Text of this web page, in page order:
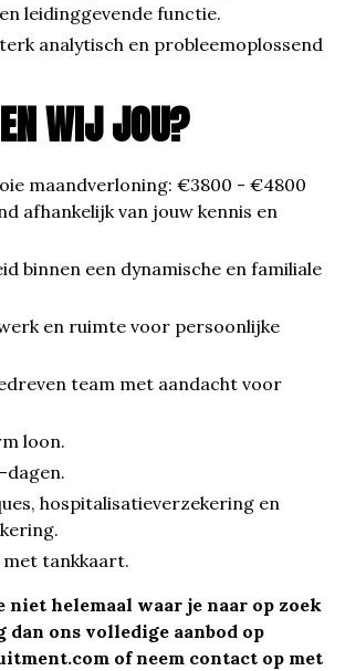
leidinggevende functie.
analytisch en probleemoplossend
WIJ JOU?
maandverloning: €3800 - €4800
afhankelijk van jouw kennis en
binnen een dynamische en familiale
en ruimte voor persoonlijke
team met aandacht voor
loon.
dagen.
hospitalisatieverzekering en
tankkaart.
niet helemaal waar je naar op zoek
dan ons volledige aanbod op
of neem contact op met